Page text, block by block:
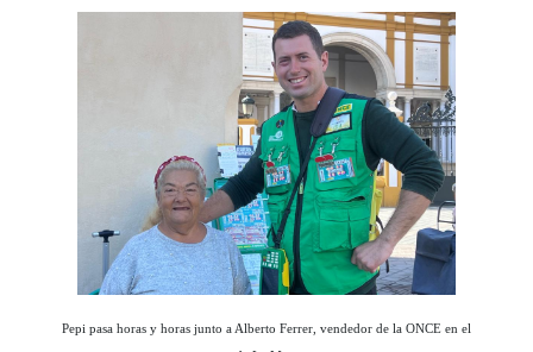
Pepi pasa horas y horas junto a Alberto Ferrer, vendedor de la ONCE en el